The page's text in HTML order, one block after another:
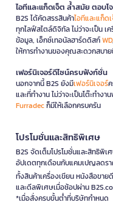
ไอทีและแก็ดเจ็ต ล้ำสมัย ตอบ
B2S ได้คัดสรรสินค้าไอทีและแก็ด
ทุกไลฟ์สไตล์ดิจิทัล ไม่ว่าจะเป็น เ
ข้อมูล, เอ็กซ์เทอนัลฮาร์ดดิสก์WD
ให้การทำงานของคุณสะดวกสบา
เฟอร์นิเจอร์ดีไซน์ครบฟังก์ชั่น
นอกจากนี้ B2S ยังมีเฟอร์นิเจอร์
และที่ทำงาน ไม่ว่าจะเป็นโต๊ะทำง
Furradecก็มีให้เลือกครบครัน
โปรโมชั่นและสิทธิพิเศษ
B2S จัดเต็มโปรโมชั่นและสิทธิพิ
อัปเดตทุกเดือนกับแคมเปญลดรา
ทั้งสินค้าเครื่องเขียน หนังสือขา
และดีลพิเศษเมื่อช้อปผ่าน
*เมื่อสั่งครบขั้นต่ำที่บริษัทกำหนด